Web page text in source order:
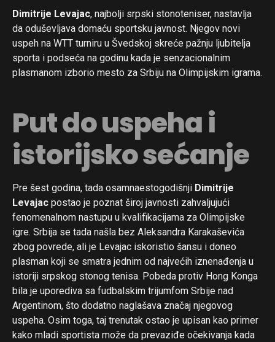
Dimitrije Levajac, najbolji srpski stonoteniser, nastavlja
da oduševljava domaću sportsku javnost. Njegov novi
uspeh na WTT turniru u Švedskoj skreće pažnju ljubitelja
sporta i podseća na godinu kada je senzacionalnim
plasmanom izborio mesto za Srbiju na Olimpijskim igrama.
Put do uspeha i
istorijsko sećanje
Pre šest godina, tada osamnaestogodišnji Dimitrije
Levajac postao je poznat široj javnosti zahvaljujući
fenomenalnom nastupu u kvalifikacijama za Olimpijske
igre. Srbija se tada našla bez Aleksandra Karakaševića
zbog povrede, ali je Levajac iskoristio šansu i doneo
plasman koji se smatra jednim od najvećih iznenađenja u
istoriji srpskog stonog tenisa. Pobeda protiv Hong Konga
bila je uporediva sa fudbalskim trijumfom Srbije nad
Argentinom, što dodatno naglašava značaj njegovog
uspeha. Osim toga, taj trenutak ostao je upisan kao primer
kako mladi sportista može da prevaziđe očekivanja kada